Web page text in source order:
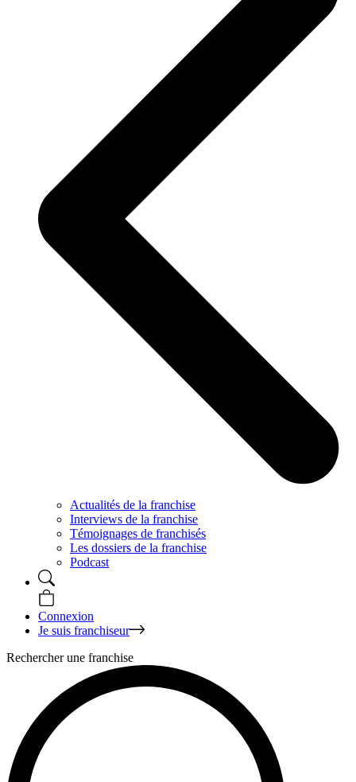
Actualités de la franchise
Interviews de la franchise
Témoignages de franchisés
Les dossiers de la franchise
Podcast
Connexion
Je suis franchiseur
Rechercher une franchise